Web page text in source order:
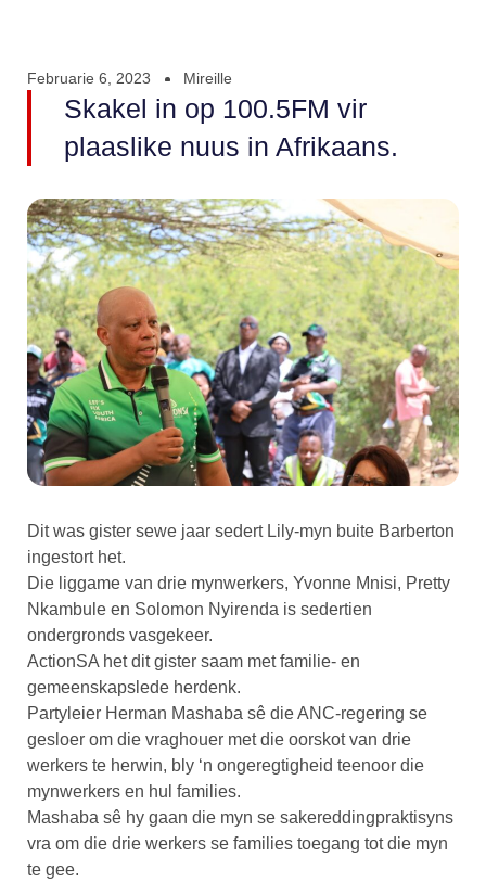
Februarie 6, 2023 Mireille
Skakel in op 100.5FM vir
plaaslike nuus in Afrikaans.
Dit was gister sewe jaar sedert Lily-myn buite Barberton
ingestort het.
Die liggame van drie mynwerkers, Yvonne Mnisi, Pretty
Nkambule en Solomon Nyirenda is sedertien
ondergronds vasgekeer.
ActionSA het dit gister saam met familie- en
gemeenskapslede herdenk.
Partyleier Herman Mashaba sê die ANC-regering se
gesloer om die vraghouer met die oorskot van drie
werkers te herwin, bly ‘n ongeregtigheid teenoor die
mynwerkers en hul families.
Mashaba sê hy gaan die myn se sakereddingpraktisyns
vra om die drie werkers se families toegang tot die myn
te gee.